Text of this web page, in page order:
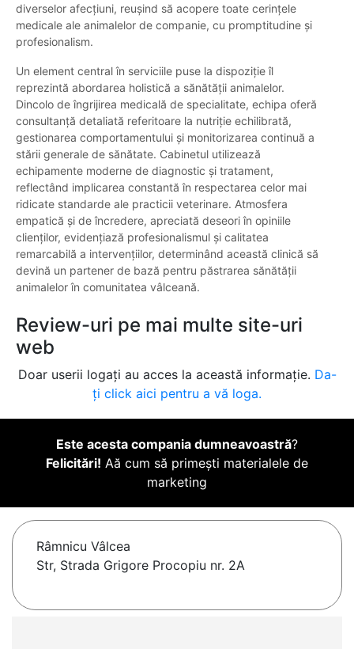
diverselor afecțiuni, reușind să acopere toate cerințele
medicale ale animalelor de companie, cu promptitudine și
profesionalism.
Un element central în serviciile puse la dispoziție îl
reprezintă abordarea holistică a sănătății animalelor.
Dincolo de îngrijirea medicală de specialitate, echipa oferă
consultanță detaliată referitoare la nutriție echilibrată,
gestionarea comportamentului și monitorizarea continuă a
stării generale de sănătate. Cabinetul utilizează
echipamente moderne de diagnostic și tratament,
reflectând implicarea constantă în respectarea celor mai
ridicate standarde ale practicii veterinare. Atmosfera
empatică și de încredere, apreciată deseori în opiniile
clienților, evidențiază profesionalismul și calitatea
remarcabilă a intervențiilor, determinând această clinică să
devină un partener de bază pentru păstrarea sănătății
animalelor în comunitatea vâlceană.
Review-uri pe mai multe site-uri
web
Doar userii logați au acces la această informație. Da-
ți click aici pentru a vă loga.
Este acesta compania dumneavoastră?
Felicitări! Aă cum să primești materialele de
marketing
Râmnicu Vâlcea
Str, Strada Grigore Procopiu nr. 2A